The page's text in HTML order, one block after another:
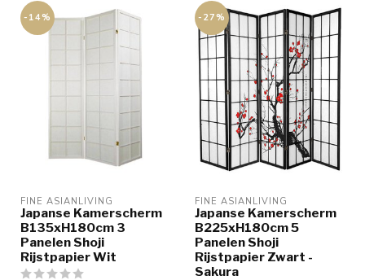
-14%
FINE ASIANLIVING
Japanse Kamerscherm
B135xH180cm 3
Panelen Shoji
Rijstpapier Wit
-27%
FINE ASIANLIVING
Japanse Kamerscherm
B225xH180cm 5
Panelen Shoji
Rijstpapier Zwart -
Sakura